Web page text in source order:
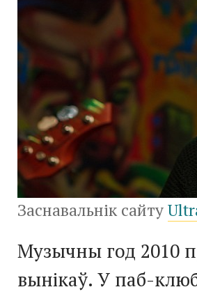
Заснавальнік сайту
Музычны год 2010
вынікаў. У паб-